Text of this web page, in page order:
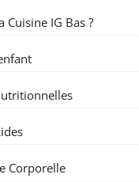
Cuisine IG Bas ?
Corporelle